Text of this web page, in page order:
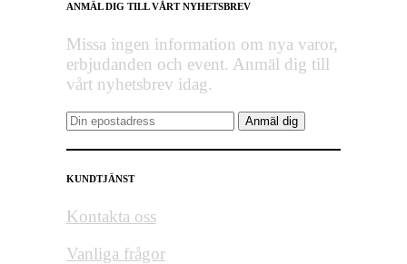
ANMÄL DIG TILL VÅRT NYHETSBREV
Missa ingen information om nya varor,
erbjudanden och event. Anmäl dig till
vårt nyhetsbrev idag.
KUNDTJÄNST
Kontakta oss
Vanliga frågor